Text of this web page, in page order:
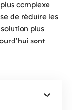
complexe
de réduire les
plus
sont